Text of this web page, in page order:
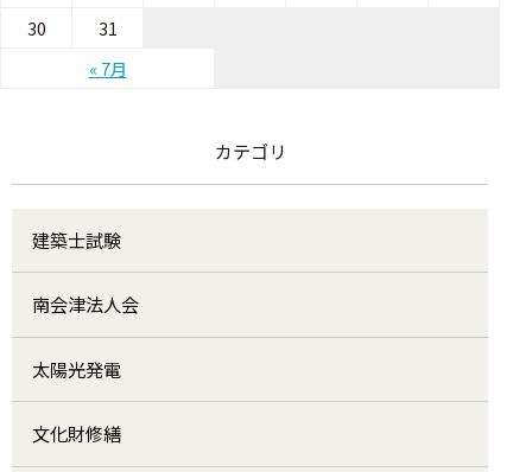
« 7月
30
31
カテゴリ
建築士試験
南会津法人会
太陽光発電
文化財修繕